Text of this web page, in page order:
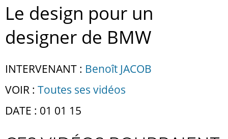
Le design pour un
designer de BMW
INTERVENANT : Benoît JACOB
VOIR : Toutes ses vidéos
DATE : 01 01 15